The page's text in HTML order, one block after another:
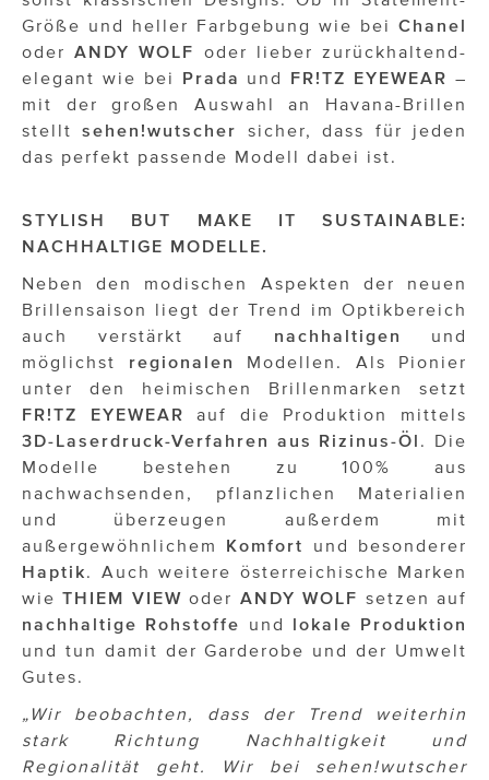
Größe und heller Farbgebung wie bei Chanel
oderANDY WOLF
oder lieber zurückhaltend-
elegant wie bei Prada und FR!TZ EYEWEAR –
mit der großen Auswahl an Havana-Brillen
stelltsehen!wutscher
sicher, dass für jeden
das perfekt passende Modell dabei ist.
STYLISH BUT MAKE IT SUSTAINABLE:
NACHHALTIGE MODELLE.
Neben den modischen Aspekten der neuen
Brillensaison liegt der Trend im Optikbereich
auch verstärkt auf nachhaltigen
und
möglichst regionalen
Modellen. Als Pionier
unter den heimischen Brillenmarken setzt
FR!TZ EYEWEAR auf die Produktion mittels
3D-Laserdruck-Verfahren aus Rizinus-Öl . Die
Modelle bestehen zu 100% aus
nachwachsenden, pflanzlichen Materialien
und überzeugen außerdem mit
außergewöhnlichem Komfort
und besonderer
Haptik. Auch weitere österreichische Marken
wie THIEM VIEW oder ANDY WOLF setzen auf
nachhaltige Rohstoffe und lokale Produktion
und tun damit der Garderobe und der Umwelt
Gutes.
„Wir beobachten, dass der Trend weiterhin
stark Richtung Nachhaltigkeit und
Regionalität geht. Wir bei sehen!wutscher